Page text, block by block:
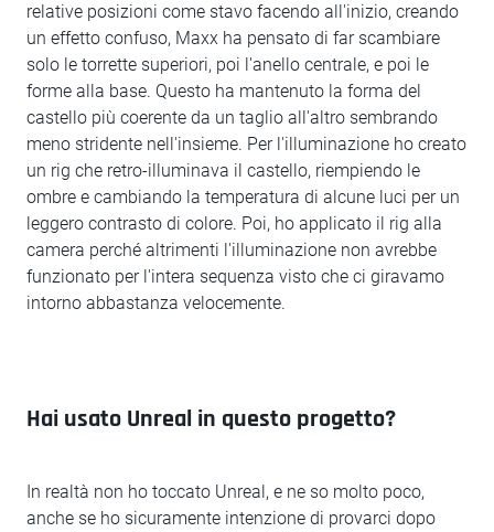
relative posizioni come stavo facendo all'inizio, creando
un effetto confuso, Maxx ha pensato di far scambiare
solo le torrette superiori, poi l'anello centrale, e poi le
forme alla base. Questo ha mantenuto la forma del
castello più coerente da un taglio all'altro sembrando
meno stridente nell'insieme. Per l'illuminazione ho creato
un rig che retro-illuminava il castello, riempiendo le
ombre e cambiando la temperatura di alcune luci per un
leggero contrasto di colore. Poi, ho applicato il rig alla
camera perché altrimenti l'illuminazione non avrebbe
funzionato per l'intera sequenza visto che ci giravamo
intorno abbastanza velocemente.
Hai usato Unreal in questo progetto?
In realtà non ho toccato Unreal, e ne so molto poco,
anche se ho sicuramente intenzione di provarci dopo